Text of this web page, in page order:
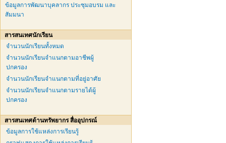
ข้อมูลการพัฒนาบุคลากร ประชุมอบรม และ
สัมมนา
สารสนเทศนักเรียน
จำนวนนักเรียนทั้งหมด
จำนวนนักเรียนจำแนกตามอาชีพผู้
ปกครอง
จำนวนนักเรียนจำแนกตามที่อยู่อาศัย
จำนวนนักเรียนจำแนกตามรายได้ผู้
ปกครอง
สารสนเทศด้านทรัพยากร สื่ออุปกรณ์
ข้อมูลการใช้แหล่งการเรียนรู้